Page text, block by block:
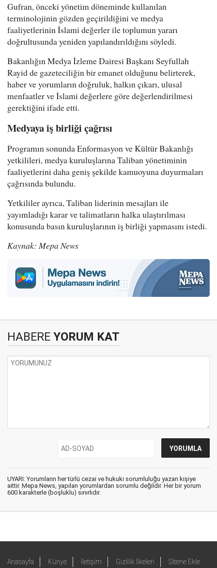
Gufran, önceki yönetim döneminde kullanılan
terminolojinin gözden geçirildiğini ve medya
faaliyetlerinin İslami değerler ile toplumun yararı
doğrultusunda yeniden yapılandırıldığını söyledi.
Bakanlığın Medya İzleme Dairesi Başkanı Seyfullah
Rayid de gazeteciliğin bir emanet olduğunu belirterek,
haber ve yorumların doğruluk, halkın çıkarı, ulusal
menfaatler ve İslami değerlere göre değerlendirilmesi
gerektiğini ifade etti.
Medyaya iş birliği çağrısı
Programın sonunda Enformasyon ve Kültür Bakanlığı
yetkilileri, medya kuruluşlarına Taliban yönetiminin
faaliyetlerini daha geniş şekilde kamuoyuna duyurmaları
çağrısında bulundu.
Yetkililer ayrıca, Taliban liderinin mesajları ile
yayımladığı karar ve talimatların halka ulaştırılması
konusunda basın kuruluşlarının iş birliği yapmasını istedi.
Kaynak: Mepa News
HABERE YORUM KAT
UYARI: Yorumların her türlü cezai ve hukuki sorumluluğu yazan kişiye
aittir. Mepa News, yapılan yorumlardan sorumlu değildir. Her bir yorum
600 karakterle (boşluklu) sınırlıdır.
Anasayfa Künye İletişim Gizlilik İlkeleri Sitene Ekle